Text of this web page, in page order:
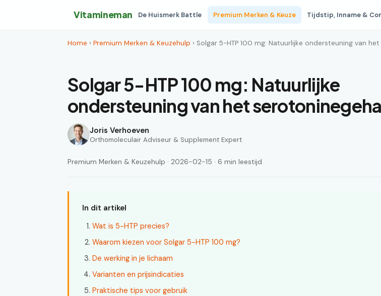
Vitamineman De Huismerk Battle Premium Merken & Keuze Tijdstip, Inname &
Home › Premium Merken & Keuzehulp › Solgar 5-HTP 100 mg: Natuurlijke ondersteuning van
Solgar 5-HTP 100 mg: Natuurlijke
ondersteuning van het
Joris Verhoeven
Orthomoleculair Adviseur & Supplement Expert
Premium Merken & Keuzehulp · 2026-02-15 · 6 min leestijd
In dit artikel
Wat is 5-HTP precies?
Waarom kiezen voor Solgar 5-HTP 100 mg?
De werking in je lichaam
Varianten en prijsindicaties
Praktische tips voor gebruik